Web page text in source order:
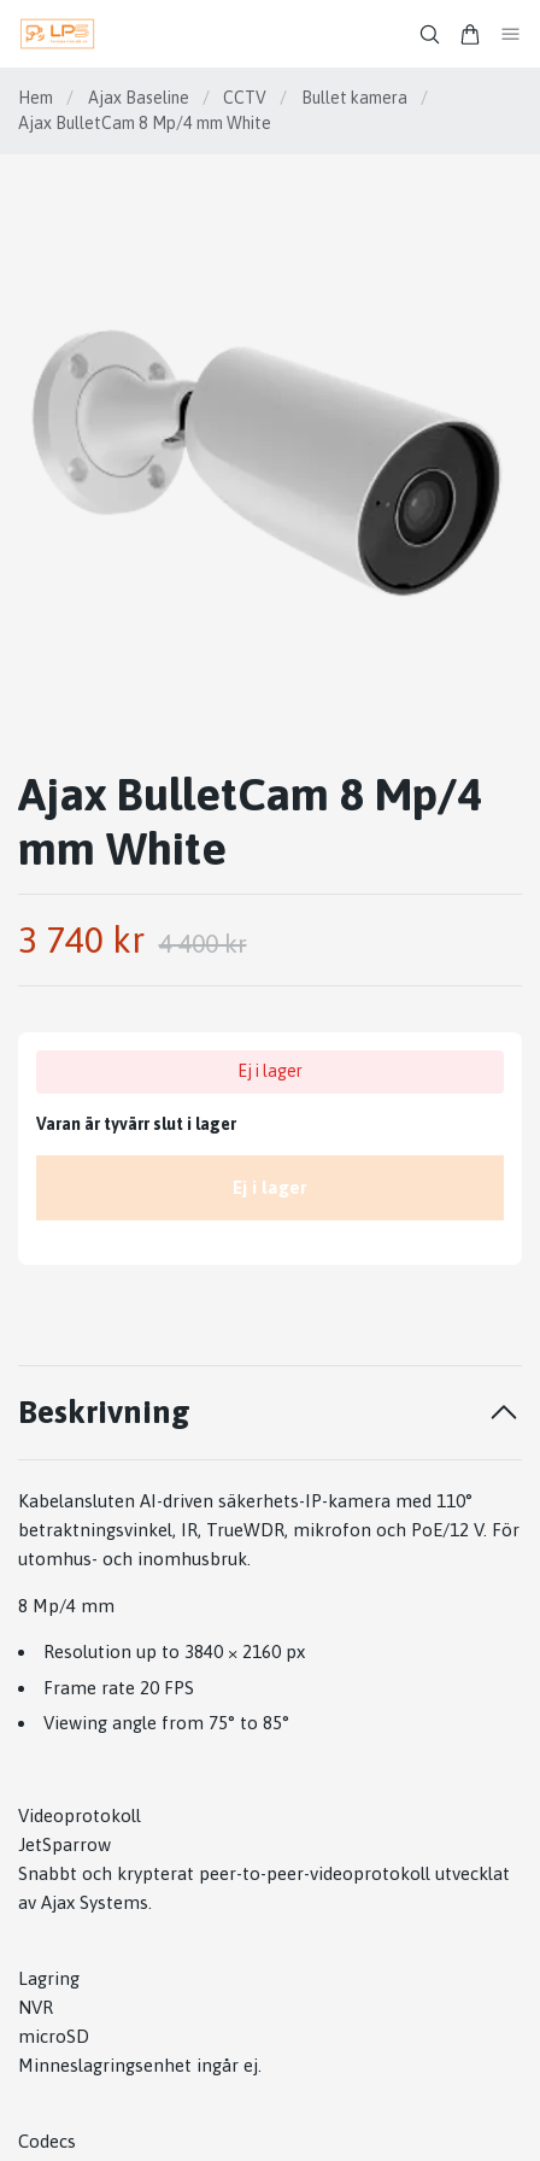
Hem / Ajax Baseline / CCTV / Bullet kamera
/
Ajax BulletCam 8 Mp/4 mm White
Ajax BulletCam 8 Mp/4
mm White
3 740 kr 4 400 kr
Ej i lager
Varan är tyvärr slut i lager
Ej i lager
Beskrivning
Kabelansluten AI-driven säkerhets-IP-kamera med 110°
betraktningsvinkel, IR, TrueWDR, mikrofon och PoE/12 V. För
utomhus- och inomhusbruk.
8 Mp/4 mm
Resolution up to 3840 × 2160 px
Frame rate 20 FPS
Viewing angle from 75° to 85°
Videoprotokoll
JetSparrow
Snabbt och krypterat peer-to-peer-videoprotokoll utvecklat
av Ajax Systems.
Lagring
NVR
microSD
Minneslagringsenhet ingår ej.
Codecs